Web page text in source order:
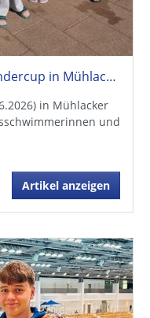
Tolle Leistungen beim 16. Sendercup in Mühlacker
in Mühlacker
und
Artikel anzeigen